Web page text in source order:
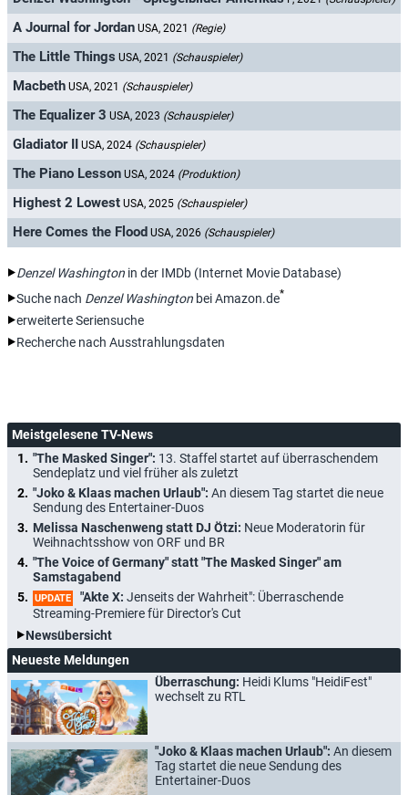
A Journal for Jordan USA, 2021 (Regie)
The Little Things USA, 2021 (Schauspieler)
Macbeth USA, 2021 (Schauspieler)
The Equalizer 3 USA, 2023 (Schauspieler)
Gladiator II USA, 2024 (Schauspieler)
The Piano Lesson USA, 2024 (Produktion)
Highest 2 Lowest USA, 2025 (Schauspieler)
Here Comes the Flood USA, 2026 (Schauspieler)
Denzel Washington in der IMDb (Internet Movie Database)
Suche nach Denzel Washington bei Amazon.de*
erweiterte Seriensuche
Recherche nach Ausstrahlungsdaten
Meistgelesene TV-News
"The Masked Singer": 13. Staffel startet auf überraschendem
Sendeplatz und viel früher als zuletzt
"Joko & Klaas machen Urlaub": An diesem Tag startet die neue
Sendung des Entertainer-Duos
Melissa Naschenweng statt DJ Ötzi: Neue Moderatorin für
Weihnachtsshow von ORF und BR
"The Voice of Germany" statt "The Masked Singer" am
Samstagabend
UPDATE "Akte X: Jenseits der Wahrheit": Überraschende
Streaming-Premiere für Director's Cut
Newsübersicht
Neueste Meldungen
Überraschung: Heidi Klums "HeidiFest"
wechselt zu RTL
"Joko & Klaas machen Urlaub": An diesem
Tag startet die neue Sendung des
Entertainer-Duos